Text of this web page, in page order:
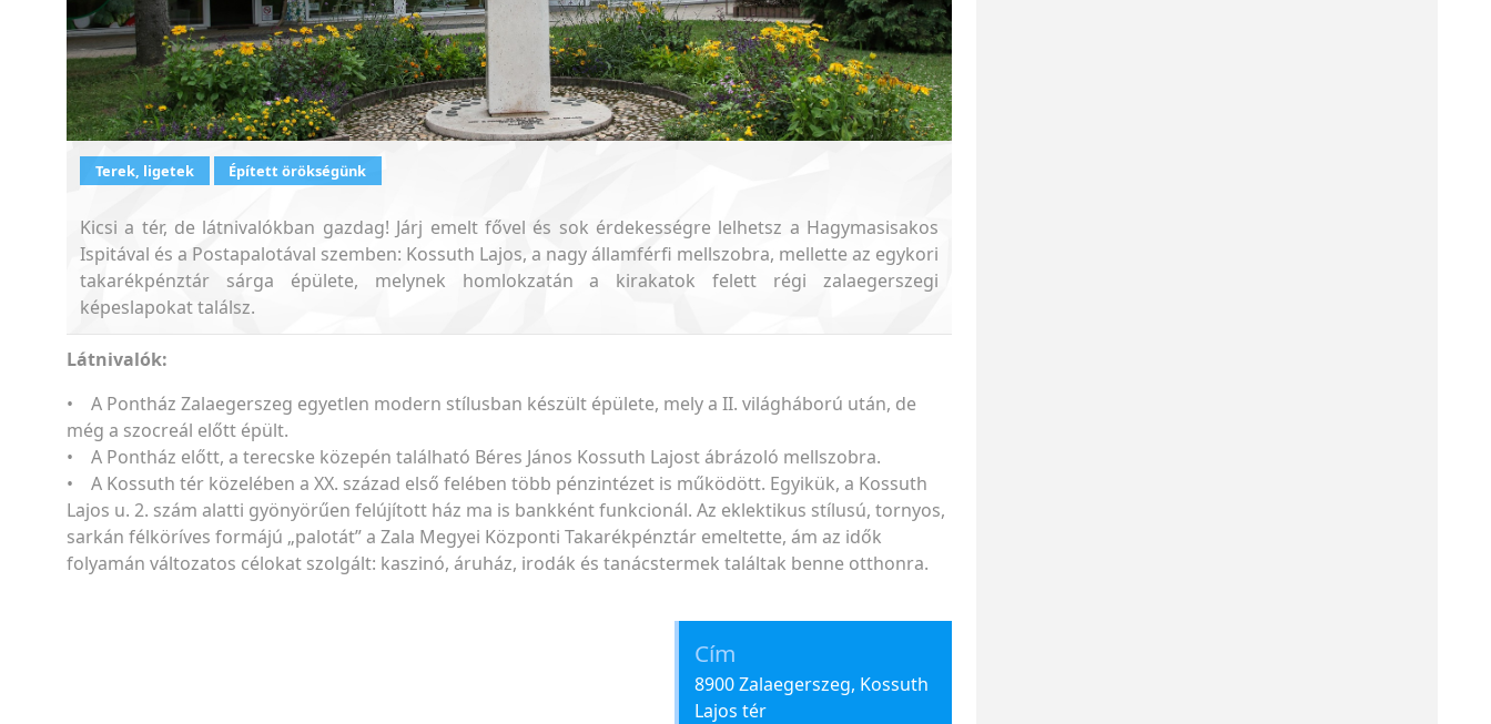
Terek, ligetek Épített örökségünk
Kicsi a tér, de látnivalókban gazdag! Járj emelt fővel és sok érdekességre lelhetsz a Hagymasisakos
Ispitával és a Postapalotával szemben: Kossuth Lajos, a nagy államférfi mellszobra, mellette az egykori
takarékpénztár sárga épülete, melynek homlokzatán a kirakatok felett régi zalaegerszegi
képeslapokat találsz.
Látnivalók:
• A Pontház Zalaegerszeg egyetlen modern stílusban készült épülete, mely a II. világháború után, de
még a szocreál előtt épült.
• A Pontház előtt, a terecske közepén található Béres János Kossuth Lajost ábrázoló mellszobra.
• A Kossuth tér közelében a XX. század első felében több pénzintézet is működött. Egyikük, a Kossuth
Lajos u. 2. szám alatti gyönyörűen felújított ház ma is bankként funkcionál. Az eklektikus stílusú, tornyos,
sarkán félköríves formájú „palotát” a Zala Megyei Központi Takarékpénztár emeltette, ám az idők
folyamán változatos célokat szolgált: kaszinó, áruház, irodák és tanácstermek találtak benne otthonra.
Cím
8900 Zalaegerszeg, Kossuth
Lajos tér